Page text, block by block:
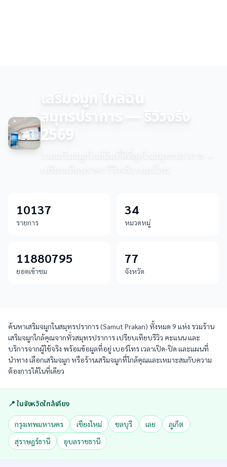
เสริมจมูก ใกล้ฉัน
สมุทรปราการ — รีวิวจริง
2569
รวมเสริมจมูกใกล้ฉันที่ดีที่สุดในสมุทรปราการ —
เปรียบเทียบราคา รีวิวจริง เบอร์โทร
10137
รายการ
34
หมวดหมู่
11880795
ยอดเข้าชม
77
จังหวัด
ค้นหาเสริมจมูกในสมุทรปราการ (Samut Prakan) ทั้งหมด 9 แห่ง รวมร้าน
เสริมจมูกใกล้คุณจากทั่วสมุทรปราการ เปรียบเทียบรีวิว คะแนน และ
บริการจากผู้ใช้จริง พร้อมข้อมูลที่อยู่ เบอร์โทร เวลาเปิด-ปิด และแผนที่
นำทาง เลือกเสริมจมูก หรือร้านเสริมจมูกที่ใกล้คุณและเหมาะสมกับความ
ต้องการได้ในที่เดียว
📍 ในจังหวัดใกล้เคียง
กรุงเทพมหานคร เชียงใหม่ ชลบุรี เลย
ภูเก็ต
สุราษฎร์ธานี
อุบลราชธานี